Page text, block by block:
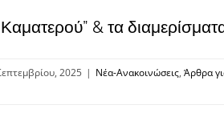
& τα
2025 | Νέα-Ανακοινώσεις, Άρθρα